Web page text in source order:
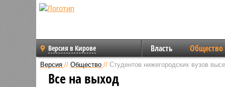
Версия в Кирове Власть Общество
Версия // Общество // Студентов нижегородских вузов
Все на выход